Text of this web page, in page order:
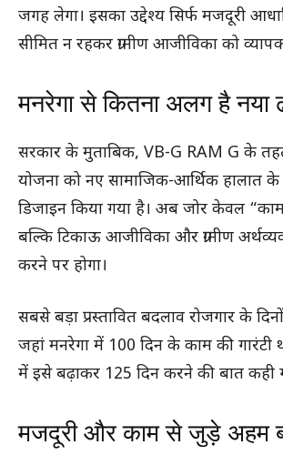
जगह लेगा। इसका उद्देश्य सिर्फ मजदूरी
सीमित न रहकर ग्रामीण आजीविका को
मनरेगा से कितना अलग है नया
सरकार के मुताबिक, VB-G RAM G के तहत
योजना को नए सामाजिक-आर्थिक हालात के
डिजाइन किया गया है। अब जोर केवल
बल्कि टिकाऊ आजीविका और ग्रामीण
करने पर होगा।
सबसे बड़ा प्रस्तावित बदलाव रोजगार के
जहां मनरेगा में 100 दिन के काम की गारंटी
में इसे बढ़ाकर 125 दिन करने की बात कही
मजदूरी और काम से जुड़े अहम